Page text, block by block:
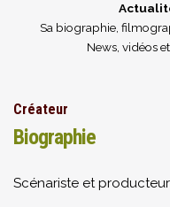
Sa biographie,
News, vidéos
Créateur
Biographie
Scénariste et